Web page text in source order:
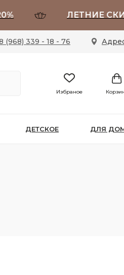
ЛЕТНИЕ
(968) 339 - 18 - 76
ДЕТСКОЕ ДЛЯ
Избраное